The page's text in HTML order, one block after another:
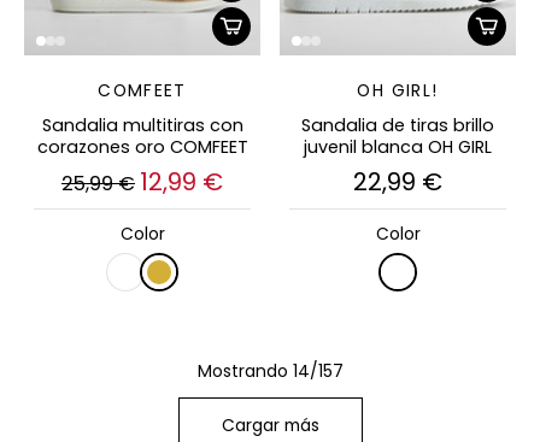
COMFEET
Sandalia multitiras con
corazones oro COMFEET
25,99 € 12,99 €
Color
OH GIRL!
Sandalia de tiras brillo
juvenil blanca OH GIRL
22,99 €
Color
Mostrando 14/157
Cargar más